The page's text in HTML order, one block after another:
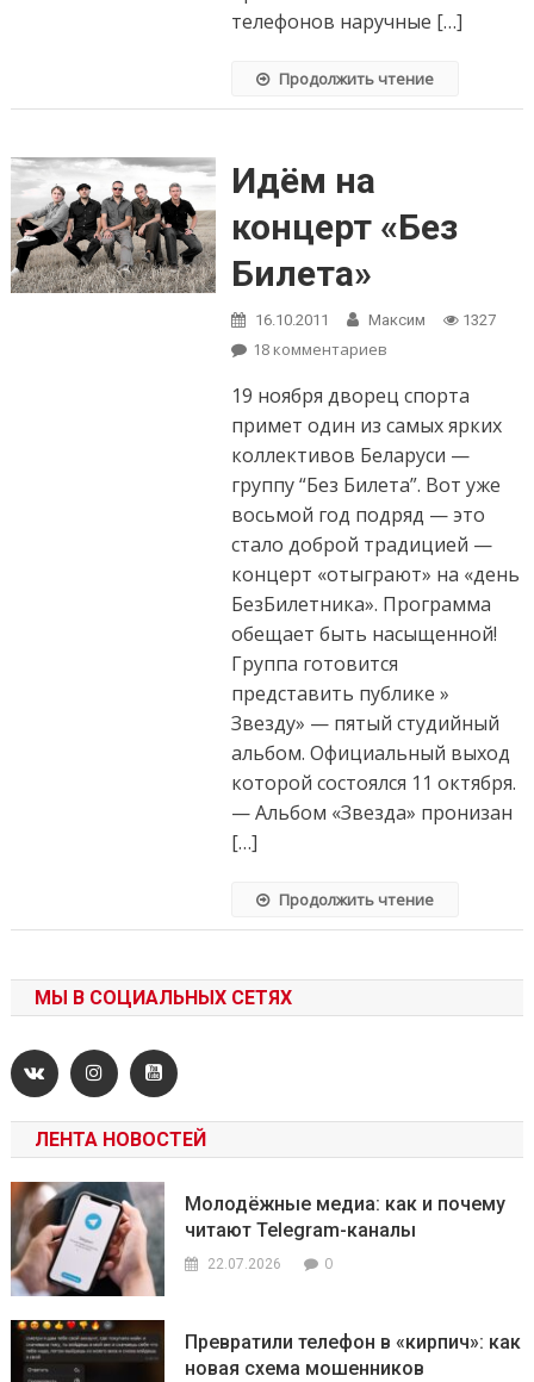
телефонов наручные […]
Продолжить чтение
Идём на
концерт «Без
Билета»
16.10.2011 Максим 1327
18 комментариев
«Без Билета»
19 ноября дворец спорта
примет один из самых ярких
коллективов Беларуси —
группу “Без Билета”. Вот уже
восьмой год подряд — это
стало доброй традицией —
концерт «отыграют» на «день
БезБилетника». Программа
обещает быть насыщенной!
Группа готовится
представить публике »
Звезду» — пятый студийный
альбом. Официальный выход
которой состоялся 11 октября.
— Альбом «Звезда» пронизан
[…]
Продолжить чтение
МЫ В СОЦИАЛЬНЫХ СЕТЯХ
ЛЕНТА НОВОСТЕЙ
Молодёжные медиа: как и почему
читают Telegram-каналы
22.07.2026 0
Превратили телефон в «кирпич»: как
новая схема мошенников